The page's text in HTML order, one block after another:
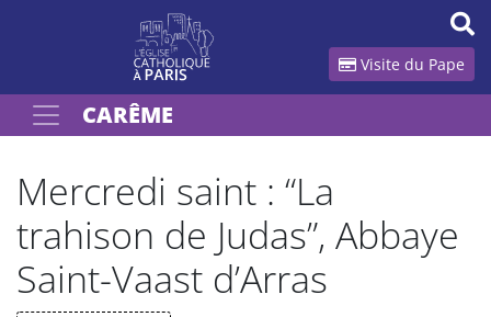
Visite du Pape
Votre recherche
CARÊME
Mercredi saint : “La
trahison de Judas”, Abbaye
Saint-Vaast d’Arras
Panneau de gestion des cookies